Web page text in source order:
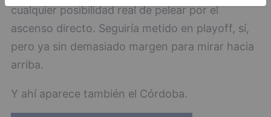
cualquier posibilidad real de pelear por el
ascenso directo. Seguiría metido en playoff, sí,
pero ya sin demasiado margen para mirar hacia
arriba.
Y ahí aparece también el Córdoba.